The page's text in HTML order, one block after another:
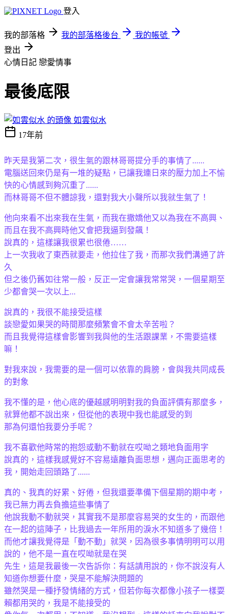
登入
我的部落格 我的部落格後台
我的帳號
登出
心情日記 戀愛情事
最後底限
如雲似水
17年前
昨天是我第二次，很生氣的跟林哥哥提分手的事情了......
電腦送回來仍是有一堆的疑點，已讓我連日來的壓力加上不愉
快的心情感到夠沉重了......
而林哥哥不但不體諒我，還對我大小聲所以我就生氣了！
他向來看不出來我在生氣，而我在撒嬌他又以為我在不高興、
而且在我不高興時他又會把我逼到發飆！
說真的，這樣讓我很累也很倦……
上一次我收了東西就要走，他拉住了我，而那次我們溝通了許
久
但之後仍舊如往常一般，反正一定會讓我常常哭，一個星期至
少都會哭一次以上...
說真的，我很不能接受這樣
談戀愛如果哭的時間那麼頻繁會不會太辛苦啦？
而且我覺得這樣會影響到我與他的生活跟課業，不需要這樣
嘛！
對我來說，我需要的是一個可以依靠的肩膀，會與我共同成長
的對象
我不懂的是，他心底的優越感明明對我的負面評價有那麼多，
就算他都不說出來，但從他的表現中我也能感受的到
那為何還怕我要分手呢？
我不喜歡他時常的抱怨或動不動就在哎呦之類地負面用字
說真的，這樣我感覺好不容易遠離負面思想，邁向正面思考的
我，開始走回頭路了......
真的、我真的好累、好倦，但我還要準備下個星期的期中考，
我已無力再去負擔這些事情了
他說我動不動就哭，其實我不是那麼容易哭的女生的，而跟他
在一起的這陣子，比我過去一年所用的淚水不知道多了幾倍！
而他才讓我覺得是「動不動」就哭，因為很多事情明明可以用
說的，他不是一直在哎呦就是在哭
先生，這是我最後一次告訴你：有話請用說的，你不說沒有人
知道你想要什麼，哭是不能解決問題的
雖然哭是一種抒發情緒的方式，但若你每次都像小孩子一樣耍
賴都用哭的，我是不能接受的